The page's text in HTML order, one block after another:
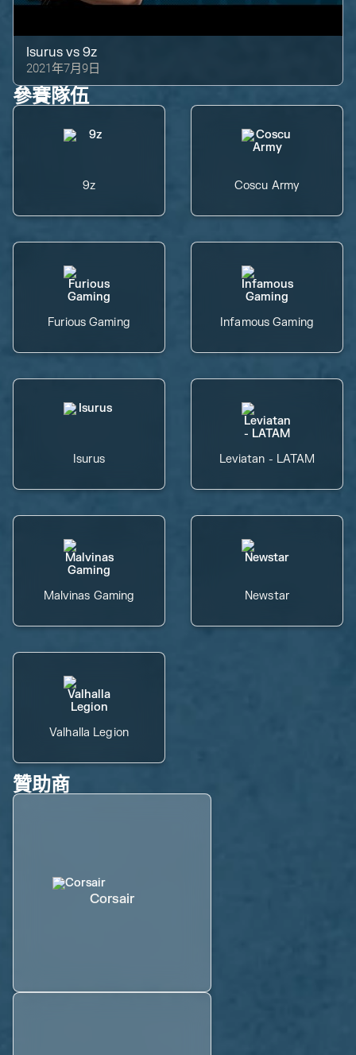
Isurus vs9z
2021年7月9日
參賽隊伍
9z Coscu Army
Furious Gaming Infamous Gaming
Isurus Leviatan - LATAM
Malvinas Gaming Newstar
Valhalla Legion
贊助商
Corsair